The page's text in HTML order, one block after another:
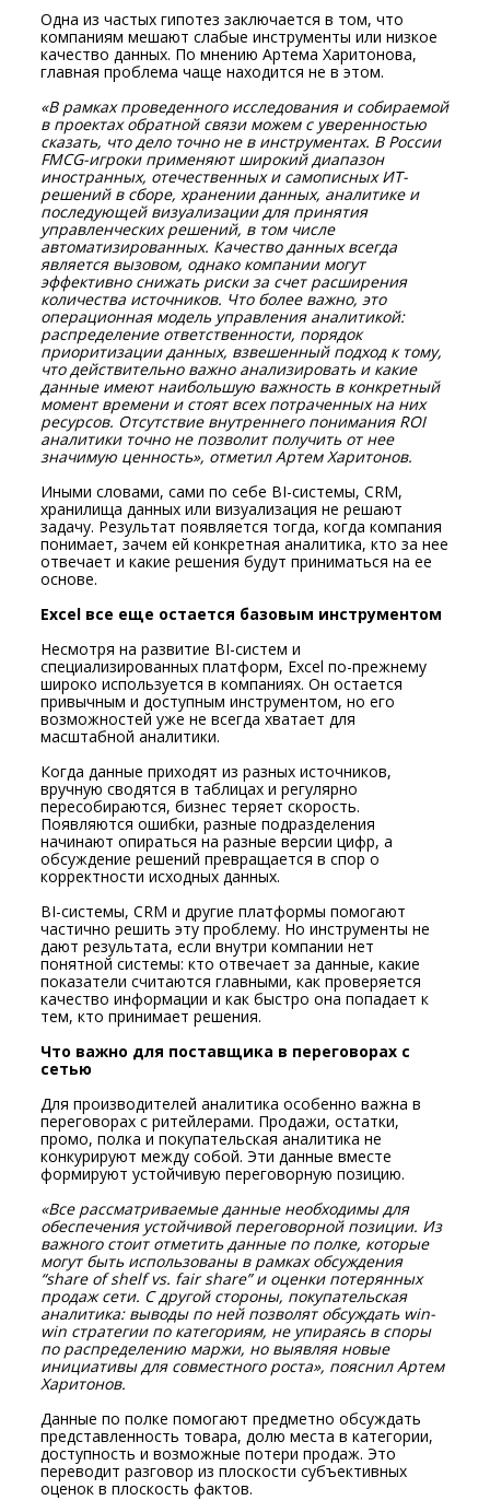
Одна из частых гипотез заключается в том, что
компаниям мешают слабые инструменты или низкое
качество данных. По мнению Артема Харитонова,
главная проблема чаще находится не в этом.
«В рамках проведенного исследования и собираемой
в проектах обратной связи можем с уверенностью
сказать, что дело точно не в инструментах. В России
FMCG-игроки применяют широкий диапазон
иностранных, отечественных и самописных ИТ-
решений в сборе, хранении данных, аналитике и
последующей визуализации для принятия
управленческих решений, в том числе
автоматизированных. Качество данных всегда
является вызовом, однако компании могут
эффективно снижать риски за счет расширения
количества источников. Что более важно, это
операционная модель управления аналитикой:
распределение ответственности, порядок
приоритизации данных, взвешенный подход к тому,
что действительно важно анализировать и какие
данные имеют наибольшую важность в конкретный
момент времени и стоят всех потраченныхна них
ресурсов. Отсутствие внутреннего понимания ROI
аналитики точно не позволит получить от нее
значимую ценность», отметил Артем Харитонов.
Иными словами, сами по себе BI-системы, CRM,
хранилища данных или визуализация не решают
задачу. Результат появляется тогда, когда компания
понимает, зачем ей конкретная аналитика, кто за нее
отвечает и какие решения будут приниматься на ее
основе.
Excel все еще остается базовым инструментом
Несмотря на развитие BI-систем и
специализированных платформ, Excel по-прежнему
широко используется в компаниях. Он остается
привычным и доступным инструментом, но его
возможностей уже не всегда хватает для
масштабной аналитики.
Когда данные приходят из разных источников,
вручную сводятся в таблицах и регулярно
пересобираются, бизнес теряет скорость.
Появляются ошибки, разные подразделения
начинают опираться на разные версии цифр, а
обсуждение решений превращается в спор о
корректности исходных данных.
BI-системы, CRM и другие платформы помогают
частично решить эту проблему. Но инструменты не
дают результата, если внутри компании нет
понятной системы: кто отвечает за данные, какие
показатели считаются главными, как проверяется
качество информации и как быстро она попадает к
тем, кто принимает решения.
Что важно для поставщика в переговорах с
сетью
Для производителей аналитика особенно важна в
переговорах с ритейлерами. Продажи, остатки,
промо, полка и покупательская аналитика не
конкурируют между собой. Эти данные вместе
формируют устойчивую переговорную позицию.
«Все рассматриваемые данные необходимы для
обеспечения устойчивой переговорной позиции. Из
важного стоит отметить данные по полке, которые
могут быть использованы в рамках обсуждения
“share of shelf vs. fair share” и оценки потерянных
продаж сети. С другой стороны, покупательская
аналитика: выводы по ней позволят обсуждать win-
win стратегии по категориям, не упираясь в споры
по распределению маржи, но выявляя новые
инициативы для совместного роста», пояснил Артем
Харитонов.
Данные по полке помогают предметно обсуждать
представленность товара, долю места в категории,
доступность и возможные потери продаж. Это
переводит разговор из плоскости субъективных
оценок в плоскость фактов.